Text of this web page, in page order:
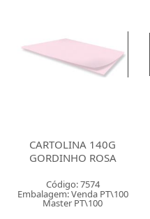
CARTOLINA 140G
GORDINHO ROSA
Código: 7574
Embalagem: Venda PT\100
Master PT\100